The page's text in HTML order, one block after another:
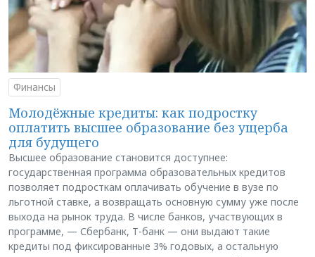
Финансы
Молодёжные кредиты: как подростку
оплатить высшее образование без ущерба
для будущего
Высшее образование становится доступнее:
государственная программа образовательных кредитов
позволяет подросткам оплачивать обучение в вузе по
льготной ставке, а возвращать основную сумму уже после
выхода на рынок труда. В числе банков, участвующих в
программе, — Сбербанк, Т-банк — они выдают такие
кредиты под фиксированные 3% годовых, а остальную